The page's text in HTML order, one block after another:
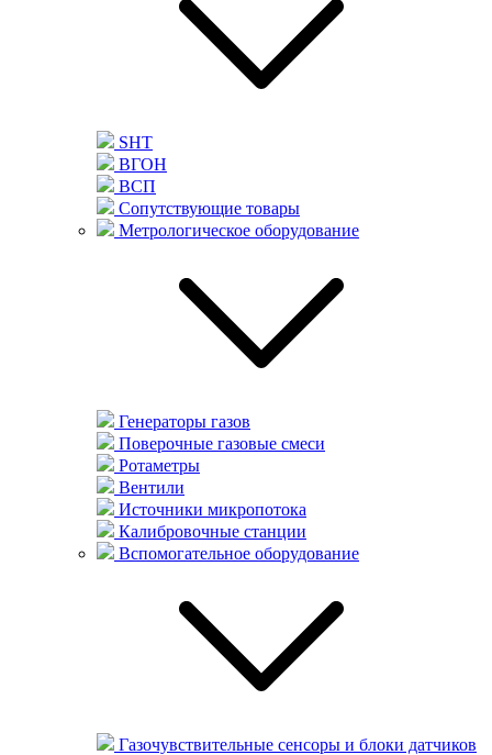
SHT
ВГОН
ВСП
Сопутствующие товары
Метрологическое оборудование
Генераторы газов
Поверочные газовые смеси
Ротаметры
Вентили
Источники микропотока
Калибровочные станции
Вспомогательное оборудование
Газочувствительные сенсоры и блоки датчиков